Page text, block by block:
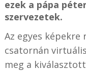
ezek a pápa
szervezetek.
Az egyes
csatornán
meg a